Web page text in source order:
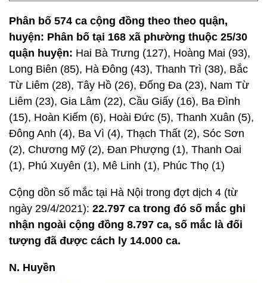
Phân bố 574 ca cộng đồng theo theo quận,
huyện: Phân bố tại 168 xã phường thuộc 25/30
quận huyện: Hai Bà Trưng (127), Hoàng Mai (93),
Long Biên (85), Hà Đông (43), Thanh Trì (38), Bắc
Từ Liêm (28), Tây Hồ (26), Đống Đa (23), Nam Từ
Liêm (23), Gia Lâm (22), Cầu Giấy (16), Ba Đình
(15), Hoàn Kiếm (6), Hoài Đức (5), Thanh Xuân (5),
Đông Anh (4), Ba Vì (4), Thạch Thất (2), Sóc Sơn
(2), Chương Mỹ (2), Đan Phượng (1), Thanh Oai
(1), Phú Xuyên (1), Mê Linh (1), Phúc Thọ (1)
Cộng dồn số mắc tại Hà Nội trong đợt dịch 4 (từ
ngày 29/4/2021): 22.797 ca trong đó số mắc ghi
nhận ngoài cộng đồng 8.797 ca, số mắc là đối
tượng đã được cách ly 14.000 ca.
N. Huyền